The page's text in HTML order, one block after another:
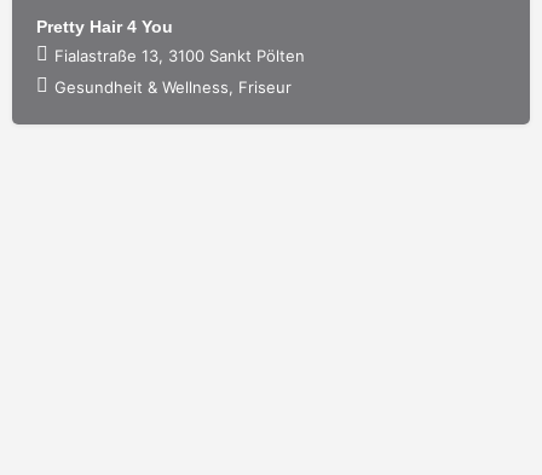
Pretty Hair 4 You
Fialastraße 13, 3100 Sankt Pölten
Gesundheit & Wellness, Friseur